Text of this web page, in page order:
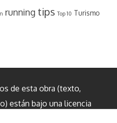
running tips Top 10 Turismo
de esta obra (texto,
están bajo una licencia
Reconocimiento